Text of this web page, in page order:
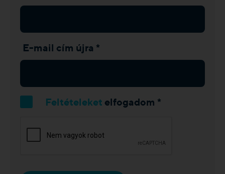
E-mail cím újra *
Feltételeket elfogadom *